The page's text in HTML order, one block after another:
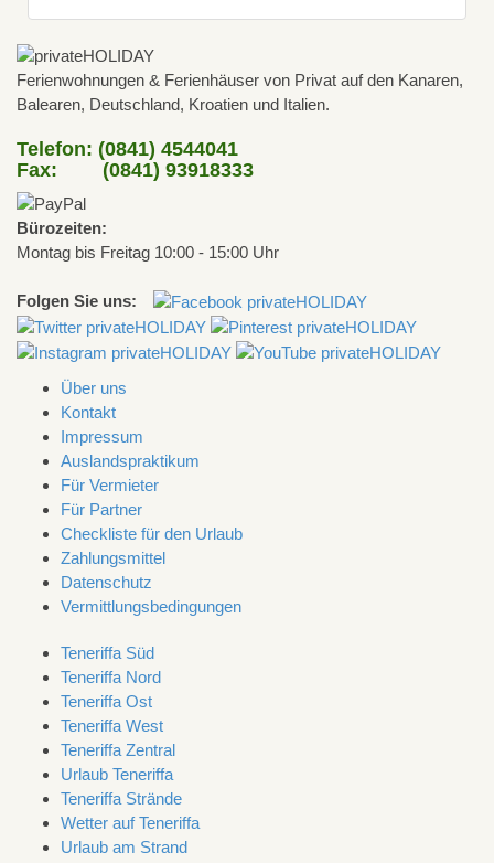
Ferienwohnungen & Ferienhäuser von Privat auf den Kanaren,
Balearen, Deutschland, Kroatien und Italien.
Telefon: (0841) 4544041
Fax: (0841) 93918333
Bürozeiten:
Montag bis Freitag 10:00 - 15:00 Uhr
Folgen Sie uns:
Über uns
Kontakt
Impressum
Auslandspraktikum
Für Vermieter
Für Partner
Checkliste für den Urlaub
Zahlungsmittel
Datenschutz
Vermittlungsbedingungen
Teneriffa Süd
Teneriffa Nord
Teneriffa Ost
Teneriffa West
Teneriffa Zentral
Urlaub Teneriffa
Teneriffa Strände
Wetter auf Teneriffa
Urlaub am Strand